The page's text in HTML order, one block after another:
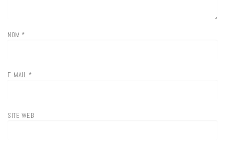
NOM *
E-MAIL *
SITE WEB